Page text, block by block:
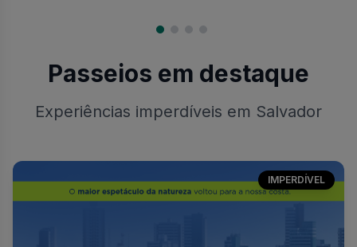
Passeios em destaque
Experiências imperdíveis em Salvador
IMPERDÍVEL